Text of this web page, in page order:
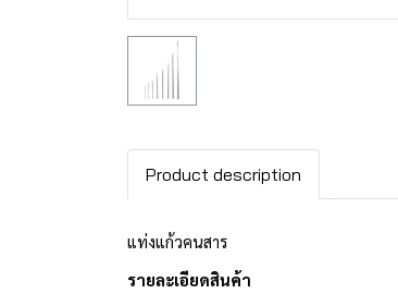
Product description
แท่งแก้วคนสาร
รายละเอียดสินค้า